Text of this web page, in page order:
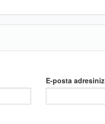
E-posta adresiniz